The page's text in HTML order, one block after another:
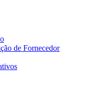
de Fornecedor